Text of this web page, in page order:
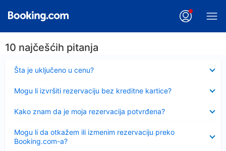
10 najčešćih pitanja
Šta je uključeno u cenu?
Sažeto
Mogu li izvršiti rezervaciju bez kreditne kartice?
Kako znam da je moja rezervacija potvrđena?
Mogu li da otkažem ili izmenim rezervaciju preko
Booking.com-a?